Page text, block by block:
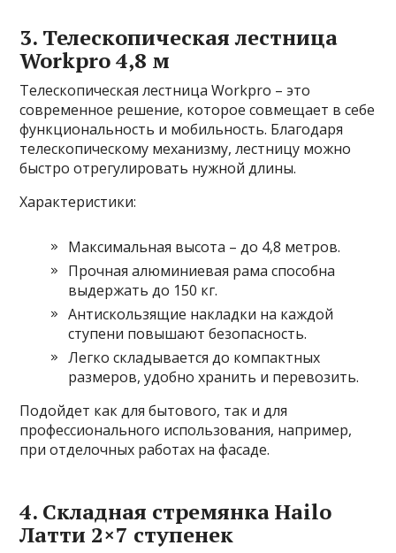
3. Телескопическая лестница
Workpro 4,8 м
Телескопическая лестница Workpro – это
современное решение, которое совмещает в себе
функциональность и мобильность. Благодаря
телескопическому механизму, лестницу можно
быстро отрегулировать нужной длины.
Характеристики:
Максимальная высота – до 4,8 метров.
Прочная алюминиевая рама способна
выдержать до 150 кг.
Антискользящие накладки на каждой
ступени повышают безопасность.
Легко складывается до компактных
размеров, удобно хранить и перевозить.
Подойдет как для бытового, так и для
профессионального использования, например,
при отделочных работах на фасаде.
4. Складная стремянка Hailo
Латти 2×7 ступенек